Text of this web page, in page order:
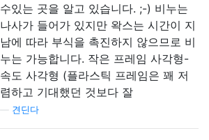
수있는 곳을 알고 있습니다. ;-) 비누는
나사가 들어가 있지만 왁스는 시간이 지
남에 따라 부식을 촉진하지 않으므로 비
누는 가능합니다. 작은 프레임 사각형-
속도 사각형 (플라스틱 프레임은 꽤 저
렴하고 기대했던 것보다 잘
견딘다